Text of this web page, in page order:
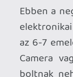
Super Potato,
amit
szűkebb